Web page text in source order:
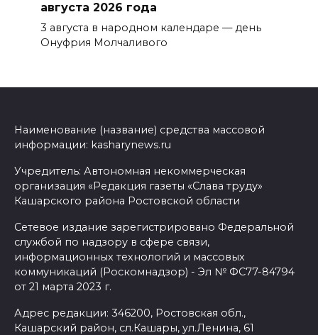
августа 2026 года
3 августа в народном календаре — день
Онуфрия Молчаливого
Наименование (название) средства массовой
информации: kasharynews.ru
Учредитель: Автономная некоммерческая
организация «Редакция газеты «Слава труду»
Кашарского района Ростовской области
Сетевое издание зарегистрировано Федеральной
службой по надзору в сфере связи,
информационных технологий и массовых
коммуникаций (Роскомнадзор) - Эл № ФС77-84794
от 21 марта 2023 г.
Адрес редакции: 346200, Ростовская обл.,
Кашарский район, сл.Кашары, ул.Ленина, 61